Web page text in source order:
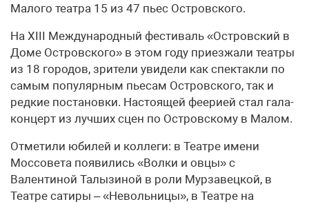
Малого театра 15 из 47 пьес Островского.
На XIII Международный фестиваль «Островский в
Доме Островского» в этом году приезжали театры
из 18 городов, зрители увидели как спектакли по
самым популярным пьесам Островского, так и
редкие постановки. Настоящей феерией стал гала-
концерт из лучших сцен по Островскому в Малом.
Отметили юбилей и коллеги: в Театре имени
Моссовета появились «Волки и овцы» с
Валентиной Талызиной в роли Мурзавецкой, в
Театре сатиры – «Невольницы», в Театре на